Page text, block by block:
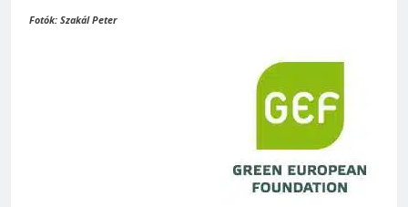
Fotók: Szakál Peter